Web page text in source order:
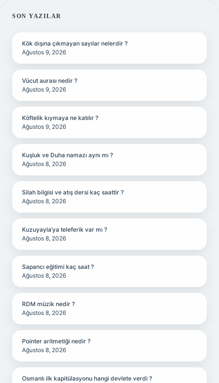
SIDEBAR
SON YAZILAR
Kök dışına çıkmayan sayılar nelerdir ?
Ağustos 9, 2026
Vücut aurası nedir ?
Ağustos 9, 2026
Köftelik kıymaya ne katılır ?
Ağustos 9, 2026
Kuşluk ve Duha namazı aynı mı ?
Ağustos 8, 2026
Silah bilgisi ve atış dersi kaç saattir ?
Ağustos 8, 2026
Kuzuyayla’ya teleferik var mı ?
Ağustos 8, 2026
Sapancı eğitimi kaç saat ?
Ağustos 8, 2026
RDM müzik nedir ?
Ağustos 8, 2026
Pointer aritmetiği nedir ?
Ağustos 8, 2026
Osmanlı ilk kapitülasyonu hangi devlete verdi ?